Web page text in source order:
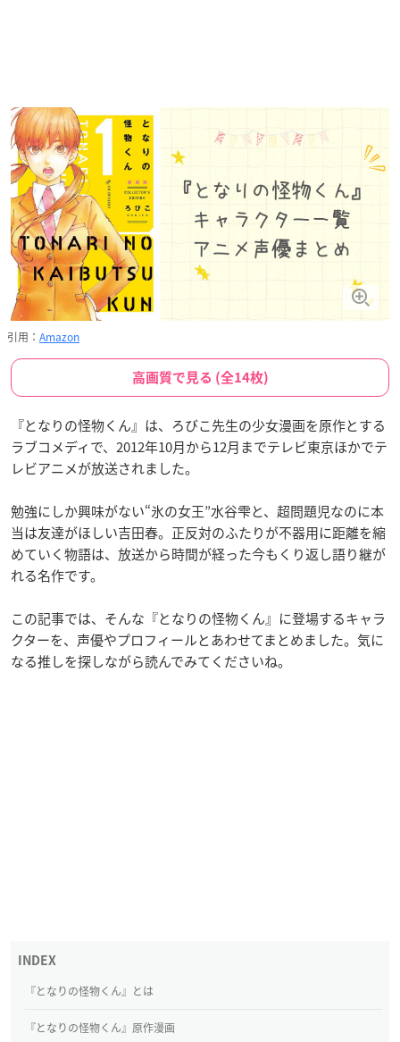
引用： Amazon
高画質で見る (全14枚)
『となりの怪物くん』は、ろびこ先生の少女漫画を原作とする
ラブコメディで、2012年10月から12月までテレビ東京ほかでテ
レビアニメが放送されました。
勉強にしか興味がない“氷の女王”水谷雫と、超問題児なのに本
当は友達がほしい吉田春。正反対のふたりが不器用に距離を縮
めていく物語は、放送から時間が経った今もくり返し語り継が
れる名作です。
この記事では、そんな『となりの怪物くん』に登場するキャラ
クターを、声優やプロフィールとあわせてまとめました。気に
なる推しを探しながら読んでみてくださいね。
『となりの怪物くん』とは
『となりの怪物くん』原作漫画